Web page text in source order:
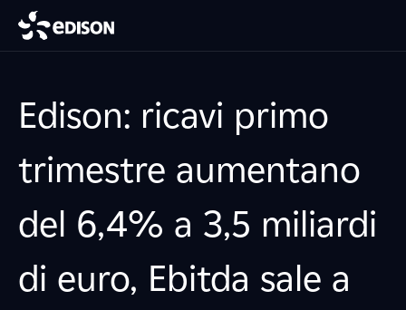
Edison: ricavi primo
trimestre aumentano
del 6,4% a 3,5 miliardi
di euro, Ebitda sale a